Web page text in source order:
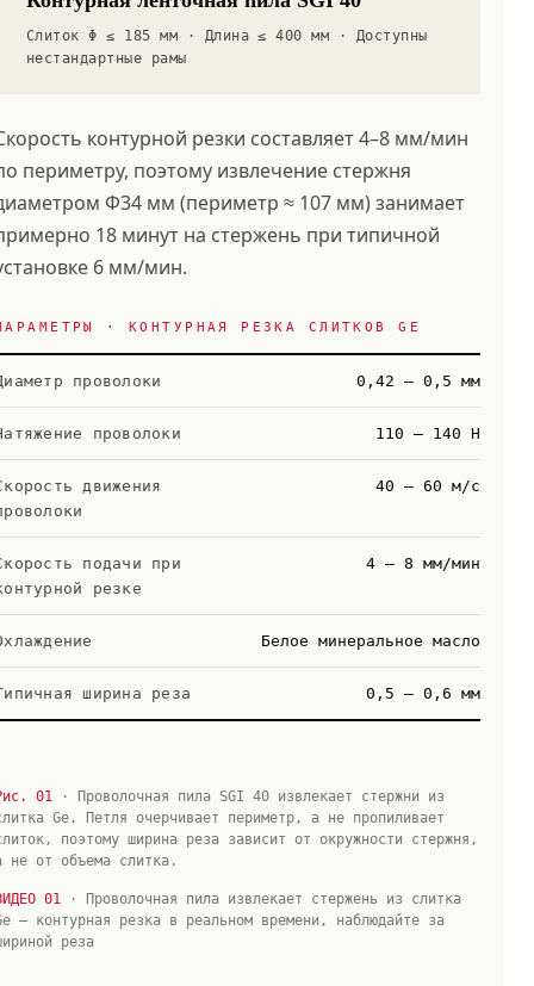
Слиток Φ ≤ 185 мм · Длина ≤ 400 мм · Доступны
нестандартные рамы
контурной резки составляет 4–8 мм/мин
периметру, поэтому извлечение стержня
Φ34 мм (периметр ≈ 107 мм) занимает
18 минут на стержень при типичной
6 мм/мин.
· КОНТУРНАЯ РЕЗКА СЛИТКОВ GE
проволоки 0,42 – 0,5 мм
проволоки 110 – 140 Н
движения
40 – 60 м/с
подачи при
резке
4 – 8 мм/мин
Белое минеральное масло
ширина реза 0,5 – 0,6 мм
01
· Проволочная пила SGI 40 извлекает стержни из
Ge. Петля очерчивает периметр, а не пропиливает
поэтому ширина реза зависит от окружности стержня,
не от объема слитка.
01
· Проволочная пила извлекает стержень из слитка
— контурная резка в реальном времени, наблюдайте за
реза